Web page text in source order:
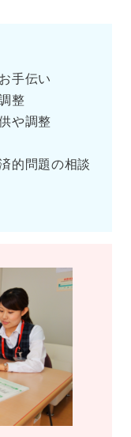
手伝い
整
や調整
的問題の相談